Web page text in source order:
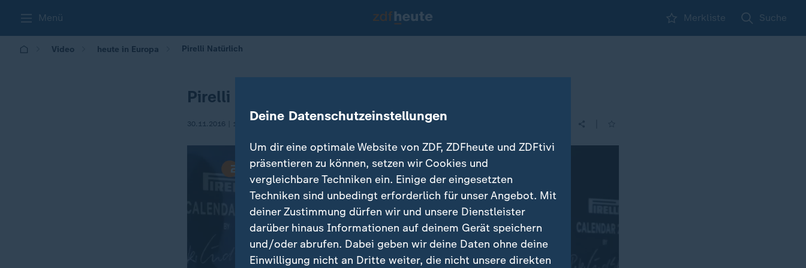
Menü Merkliste Suche
Video heute in Europa Pirelli Natürlich
Pirelli Natürlich
30.11.2016 | 16:00 Deine Datenschutzeinstellungen
Um dir eine optimale Website von ZDF, ZDFheute und ZDFtivi
präsentieren zu können, setzen wir Cookies und
vergleichbare Techniken ein. Einige der eingesetzten
Techniken sind unbedingt erforderlich für unser Angebot. Mit
deiner Zustimmung dürfen wir und unsere Dienstleister
darüber hinaus Informationen auf deinem Gerät speichern
und/oder abrufen. Dabei geben wir deine Daten ohne deine
Einwilligung nicht an Dritte weiter, die nicht unsere direkten